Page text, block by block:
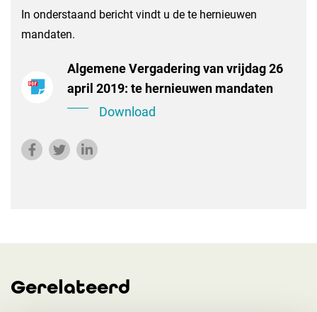
In onderstaand bericht vindt u de te hernieuwen
mandaten.
Algemene Vergadering van vrijdag 26
april 2019: te hernieuwen mandaten
Download
Gerelateerd